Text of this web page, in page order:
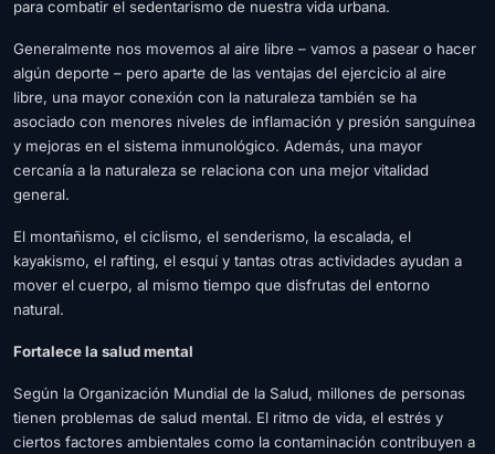
para combatir el sedentarismo de nuestra vida urbana.
Generalmente nos movemos al aire libre – vamos a pasear o hacer
algún deporte – pero aparte de las ventajas del ejercicio al aire
libre, una mayor conexión con la naturaleza también se ha
asociado con menores niveles de inflamación y presión sanguínea
y mejoras en el sistema inmunológico. Además, una mayor
cercanía a la naturaleza se relaciona con una mejor vitalidad
general.
El montañismo, el ciclismo, el senderismo, la escalada, el
kayakismo, el rafting, el esquí y tantas otras actividades ayudan a
mover el cuerpo, al mismo tiempo que disfrutas del entorno
natural.
Fortalece la salud mental
Según la Organización Mundial de la Salud, millones de personas
tienen problemas de salud mental. El ritmo de vida, el estrés y
ciertos factores ambientales como la contaminación contribuyen a